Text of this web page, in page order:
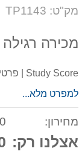
מק"ט: TP1143
מכירה רגילה
Study Score | פרטיטורה קטנה
למפרט מלא...
מחירון:
אצלנו רק: